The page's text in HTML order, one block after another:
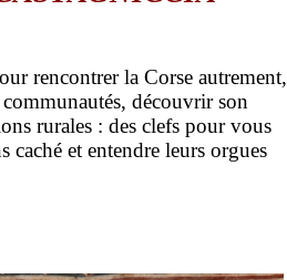
rencontrer la Corse autrement,
communautés, découvrir son
rurales : des clefs pour vous
caché et entendre leurs orgues